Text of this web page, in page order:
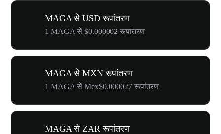
MAGA से USD रूपांतरण
1 MAGA से $0.000002 रूपांतरण
MAGA से MXN रूपांतरण
1 MAGA से Mex$0.000027 रूपांतरण
MAGA से ZAR रूपांतरण